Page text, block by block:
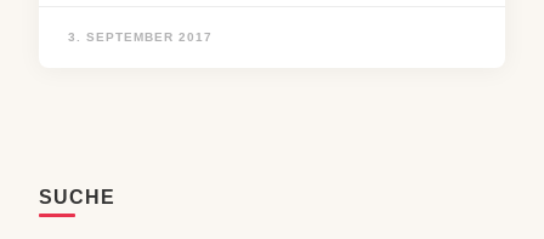
3. SEPTEMBER 2017
SUCHE